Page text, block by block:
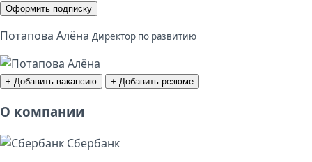
Оформить подписку
Потапова Алёна Директор по развитию
+ Добавить вакансию + Добавить резюме
О компании
Сбербанк